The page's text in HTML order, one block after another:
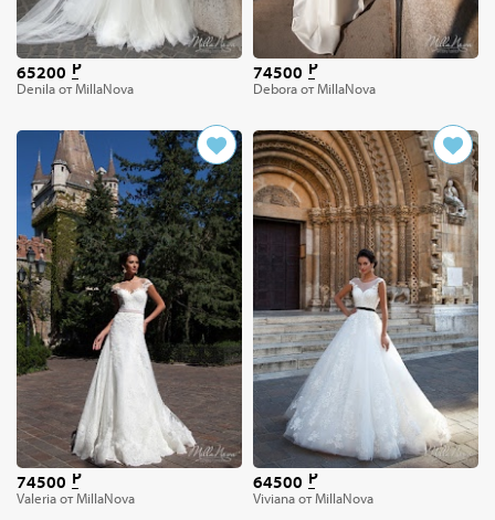
65200
Denila от MillaNova
74500
Debora от MillaNova
74500
Valeria от MillaNova
64500
Viviana от MillaNova